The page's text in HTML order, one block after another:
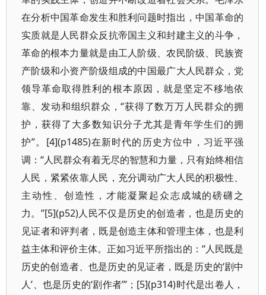
在分析中国革命发生和胜利问题时指出，中国革命的
实质就是人民群众反抗帝国主义和封建主义的斗争，
革命的根本力量就是由工人阶级、农民阶级、民族资
产阶级和小资产阶级组成的中国最广大人民群众，党
领导革命取得胜利的根本原因，就是坚定不移地依
靠、发动和组织群众，“获得了数万万人民群众的拥
护，获得了大多数知识分子尤其是青年学生们的拥
护”。[4](p1485)在新时代的历史方位中，习近平强
调：“人民群众有着无尽的智慧和力量，只有始终相信
人民，紧紧依靠人民，充分调动广大人民的积极性、
主动性、创造性，才能凝聚起众志成城的磅礴之
力。”[5](p52)人民不仅是历史的创造者，也是历史的
见证者和评判者，既是创造主体和管理主体，也是利
益主体和评价主体。正如习近平所指出的：“人民既是
历史的创造者、也是历史的见证者，既是历史的‘剧中
人’、也是历史的‘剧作者’”；[5](p314)时代是出卷人，